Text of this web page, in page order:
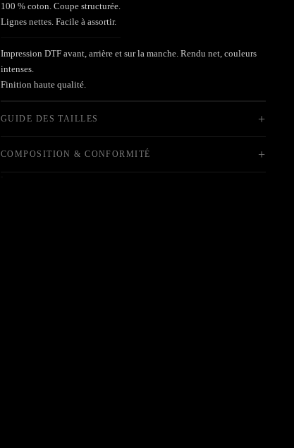
100 % coton. Coupe structurée.
Lignes nettes. Facile à assortir.
Impression DTF avant, arrière et sur la manche. Rendu net, couleurs
intenses.
Finition haute qualité.
GUIDE DES TAILLES +
COMPOSITION & CONFORMITÉ +